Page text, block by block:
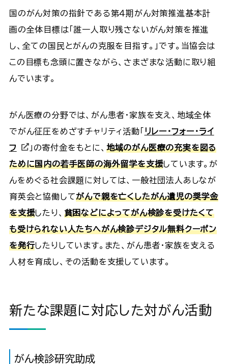
国のがん対策の指針である第４期がん対策推進基本計
画の全体目標は「誰一人取り残さないがん対策を推進
し、全ての国民とがんの克服を目指す。」です。当協会は
この目標も念頭に置きながら、さまざまな活動に取り組
んでいます。
がん医療の分野では、がん患者・家族を支え、地域全体
でがん征圧をめざすチャリティ活動「 リレー・フォー・ライ
フ
」の寄付金をもとに、 地域のがん医療の充実を図る
ために国内の若手医師の海外留学を支援しています。が
んをめぐる社会課題に対しては、一般社団法人あしなが
育英会と協働してがんで親を亡くしたがん遺児の奨学金
を支援したり、 貧困などによってがん検診を受けたくて
も受けられない人たちへがん検診デジタル無料クーポン
を発行したりしています。また、がん患者・家族を支える
人材を育成し、その活動を支援しています。
新たな課題に対応した対がん活動
がん検診研究助成